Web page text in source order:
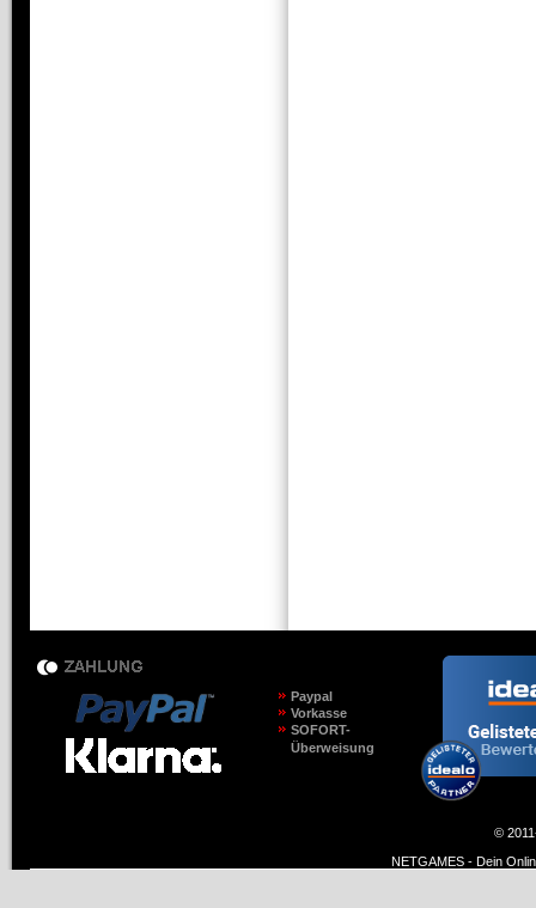
Paypal
Vorkasse
SOFORT-
Überweisung
©
NETGAMES - Dein